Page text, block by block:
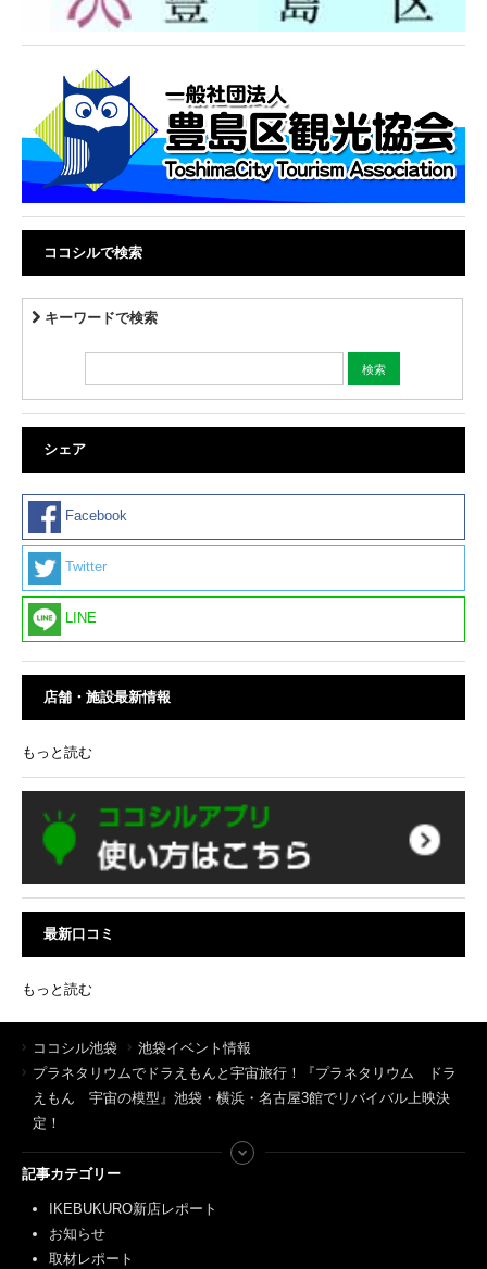
ココシルで検索
キーワードで検索
シェア
Facebook
Twitter
LINE
店舗・施設最新情報
もっと読む
最新口コミ
もっと読む
ココシル池袋
池袋イベント情報
プラネタリウムでドラえもんと宇宙旅行！『プラネタリウム ドラ
えもん 宇宙の模型』池袋・横浜・名古屋3館でリバイバル上映決
定！
記事カテゴリー
IKEBUKURO新店レポート
お知らせ
取材レポート